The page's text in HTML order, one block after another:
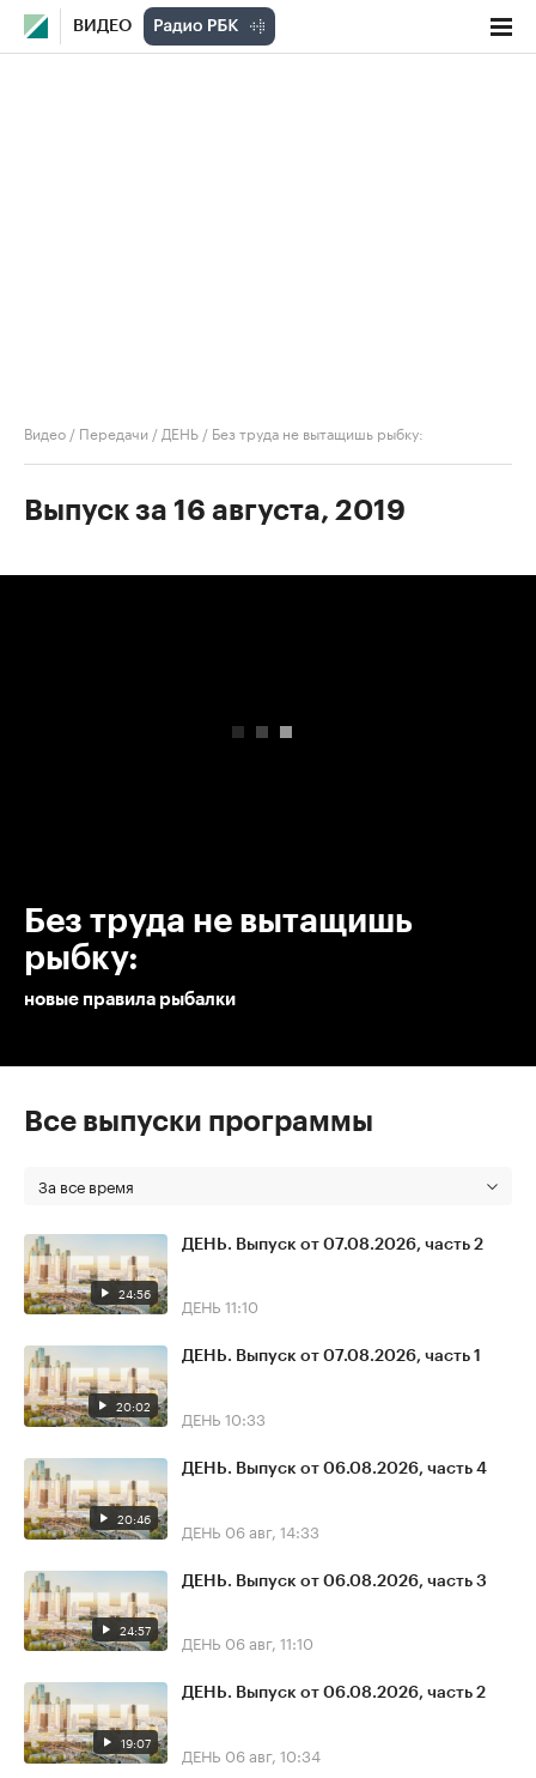
ВИДЕО
Видео / Передачи / ДЕНЬ / Без труда не вытащишь рыбку:
Выпуск за 16 августа, 2019
Без труда не вытащишь
рыбку:
новые правила рыбалки
Все выпуски программы
За все время
24:56
ДЕНЬ. Выпуск от 07.08.2026, часть 2
ДЕНЬ 11:10
20:02
ДЕНЬ. Выпуск от 07.08.2026, часть 1
ДЕНЬ 10:33
20:46
ДЕНЬ. Выпуск от 06.08.2026, часть 4
ДЕНЬ 06 авг, 14:33
24:57
ДЕНЬ. Выпуск от 06.08.2026, часть 3
ДЕНЬ 06 авг, 11:10
19:07
ДЕНЬ. Выпуск от 06.08.2026, часть 2
ДЕНЬ 06 авг, 10:34